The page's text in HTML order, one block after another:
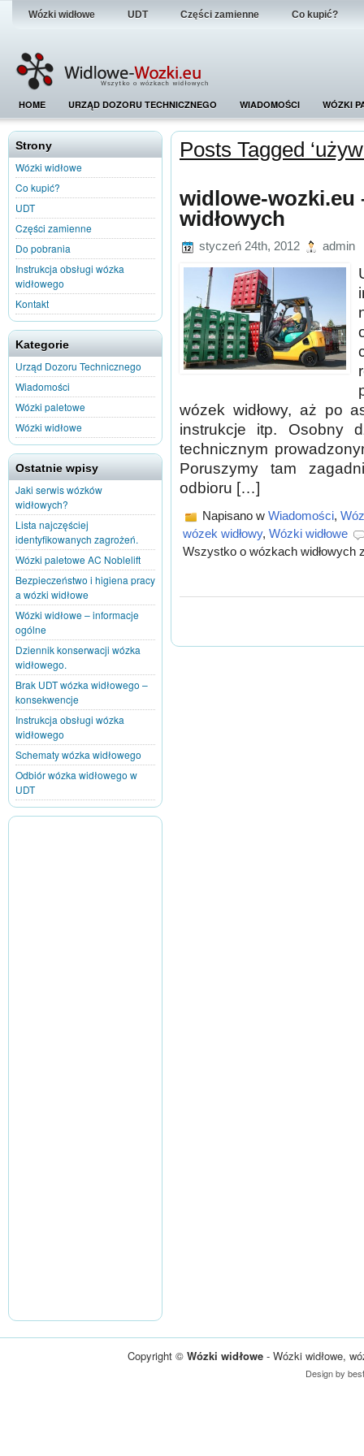
Wózki widłowe UDT Części zamienne Co kupić?
HOME URZĄD DOZORU TECHNICZNEGO WIADOMOŚCI WÓZKI
Strony
Wózki widłowe
Co kupić?
UDT
Części zamienne
Do pobrania
Instrukcja obsługi wózka
widłowego
Kontakt
Kategorie
Urząd Dozoru Technicznego
Wiadomości
Wózki paletowe
Wózki widłowe
Ostatnie wpisy
Jaki serwis wózków
widłowych?
Lista najczęściej
identyfikowanych zagrożeń.
Wózki paletowe AC Noblelift
Bezpieczeństwo i higiena pracy
a wózki widłowe
Wózki widłowe – informacje
ogólne
Dziennik konserwacji wózka
widłowego.
Brak UDT wózka widłowego –
konsekwencje
Instrukcja obsługi wózka
widłowego
Schematy wózka widłowego
Odbiór wózka widłowego w
UDT
Posts Tagged
widlowe-wozki.eu
widłowych
styczeń 24th, 2012 admin
wózek widłowy, aż po
instrukcje itp. Osobny
technicznym
Poruszymy tam
odbioru […]
Napisano w Wiadomości,
wózek widłowy, Wózki widłowe
Wszystko o wózkach widłowych
Copyright ©Wózki widłowe - Wózki widłowe,
Design by